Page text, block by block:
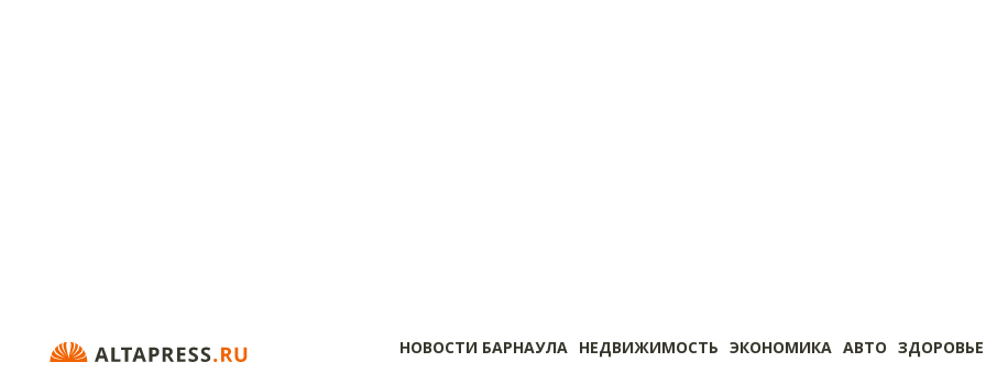
НОВОСТИ БАРНАУЛА НЕДВИЖИМОСТЬ ЭКОНОМИКА АВТО ЗДОРОВЬЕ